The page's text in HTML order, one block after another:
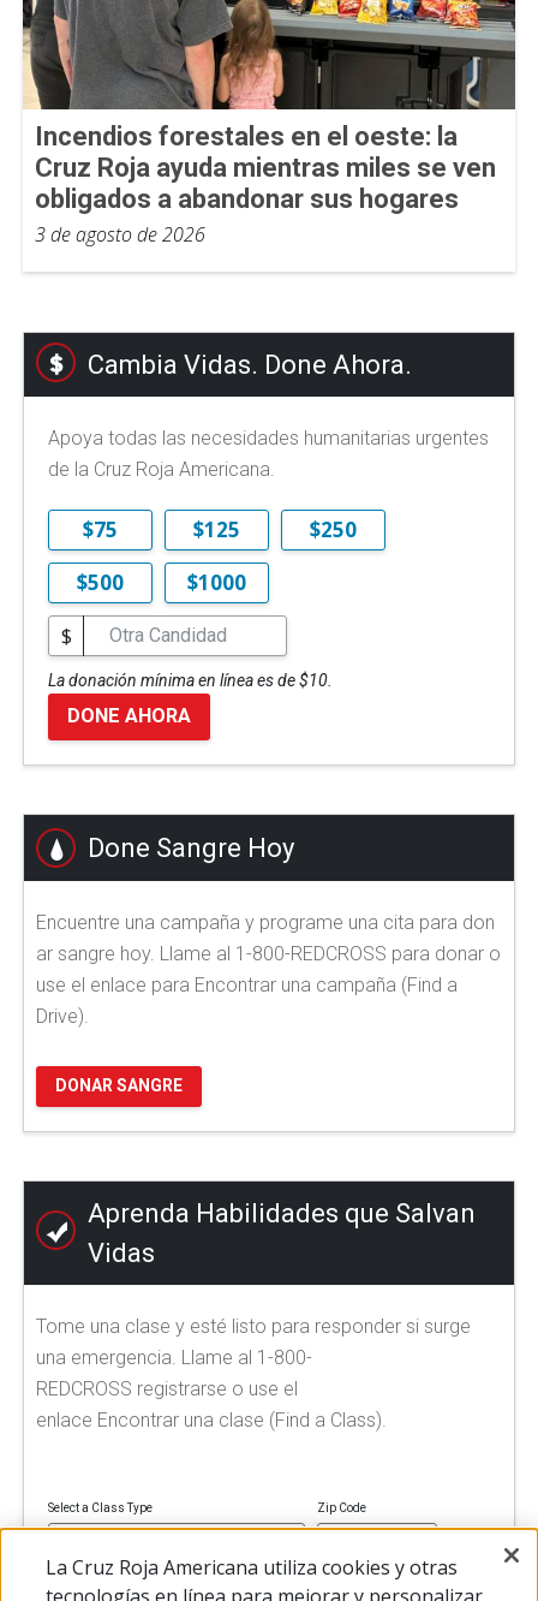
Incendios forestales en el oeste: la
Cruz Roja ayuda mientras miles se ven
obligados a abandonar sus hogares
3 de agosto de 2026
Cambia Vidas. Done Ahora.
Apoya todas las necesidades humanitarias urgentes
de la Cruz Roja Americana.
$75 $125
$250
$500
$1000
$
La donación mínima en línea es de $10.
DONE AHORA
Done Sangre Hoy
Encuentre una campaña y programe una cita para don
ar sangre hoy. Llame al 1-800-REDCROSS para donar o
use el enlace para Encontrar una campaña (Find a
Drive).
DONAR SANGRE
Aprenda Habilidades que Salvan
Vidas
Tome una clase y esté listo para responder si surge
una emergencia. Llame al 1-800-
REDCROSS registrarse o use el
enlace Encontrar una clase (Find a Class).
Select a Class Type Zip Code
La Cruz Roja Americana utiliza cookies y otras